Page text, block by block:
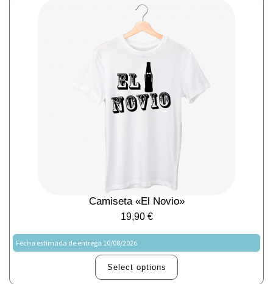
Camiseta «El Novio»
19,90 €
Fecha estimada de entrega 10/08/2026
Select options